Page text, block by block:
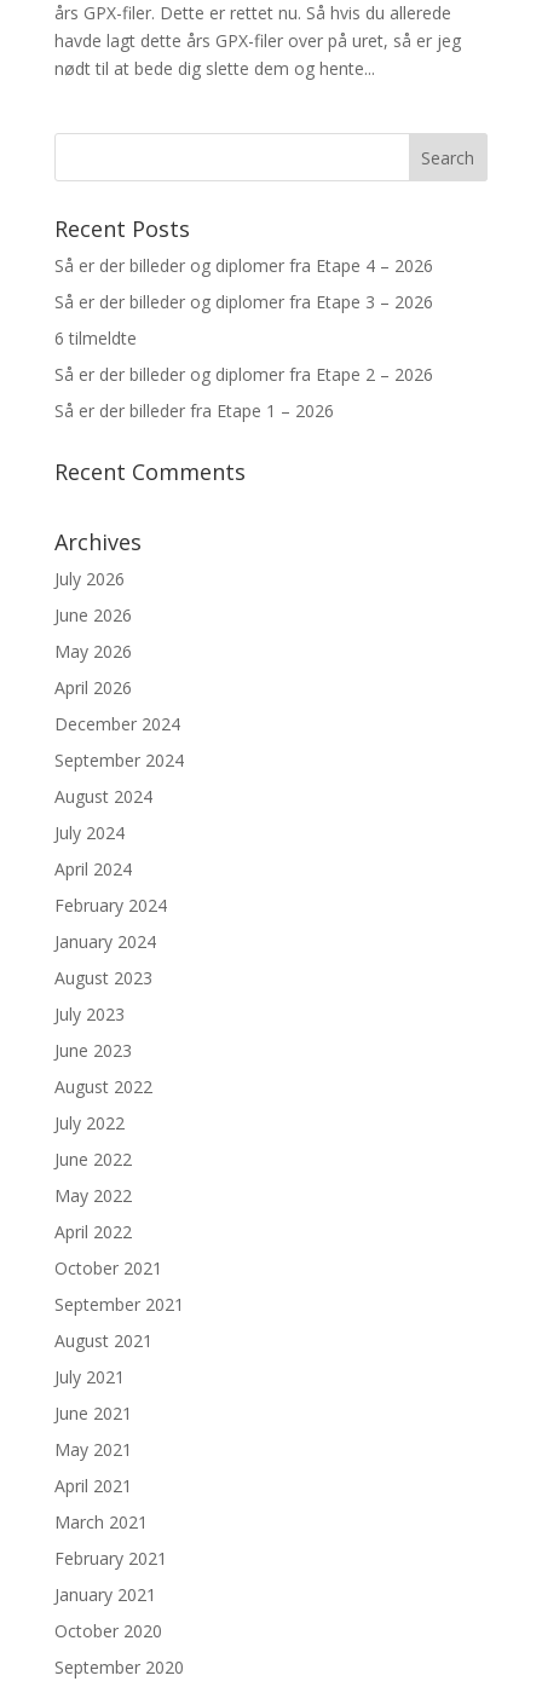
års GPX-filer. Dette er rettet nu. Så hvis du allerede
havde lagt dette års GPX-filer over på uret, så er jeg
nødt til at bede dig slette dem og hente...
Recent Posts
Så er der billeder og diplomer fra Etape 4 – 2026
Så er der billeder og diplomer fra Etape 3 – 2026
6 tilmeldte
Så er der billeder og diplomer fra Etape 2 – 2026
Så er der billeder fra Etape 1 – 2026
Recent Comments
Archives
July 2026
June 2026
May 2026
April 2026
December 2024
September 2024
August 2024
July 2024
April 2024
February 2024
January 2024
August 2023
July 2023
June 2023
August 2022
July 2022
June 2022
May 2022
April 2022
October 2021
September 2021
August 2021
July 2021
June 2021
May 2021
April 2021
March 2021
February 2021
January 2021
October 2020
September 2020